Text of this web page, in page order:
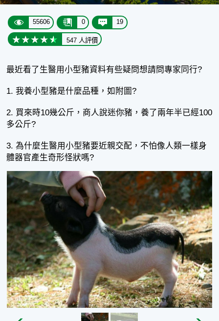
55606 0 19
547 人評價
最近看了生醫用小型豬資料有些疑問想請問專家同行?
1. 我養小型豬是什麼品種，如附圖?
2. 買來時10幾公斤，商人說迷你豬，養了兩年半已經100
多公斤?
3. 為什麼生醫用小型豬要近親交配，不怕像人類一樣身
體器官產生奇形怪狀嗎?